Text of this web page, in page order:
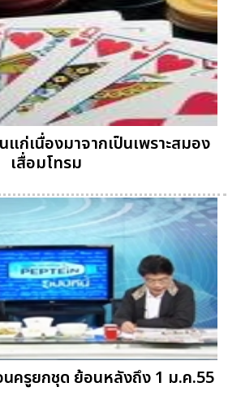
ก่เนื่องมาจากเป็นเพราะสมอง
เสื่อมโทรม
นครูยกชุด ย้อนหลังถึง 1 ม.ค.55